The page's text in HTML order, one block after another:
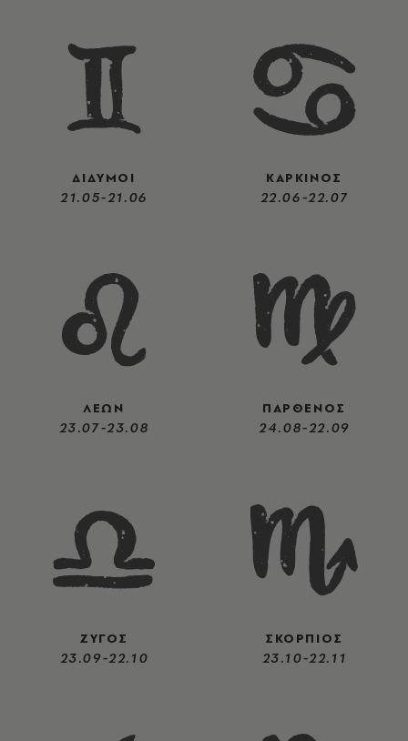
ΔΙΔΥΜΟΙ
21.05-21.06
ΚΑΡΚΙΝΟΣ
22.06-22.07
ΛΕΩΝ
23.07-23.08
ΠΑΡΘΕΝΟΣ
24.08-22.09
ΖΥΓΟΣ
23.09-22.10
ΣΚΟΡΠΙΟΣ
23.10-22.11